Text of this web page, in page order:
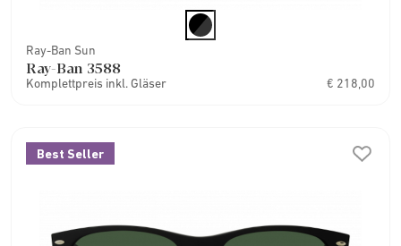
Ray-Ban Sun
Ray-Ban 3588
Komplettpreis inkl. Gläser € 218,00
Best Seller